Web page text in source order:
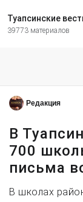
Туапсинские
39773 материалов
Редакция
В
700
письма
В школах